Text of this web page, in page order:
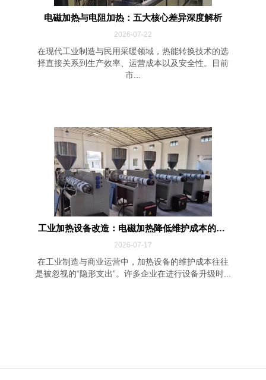
电磁加热与电阻加热：五大核心差异深度解析
2026-07-22
在现代工业制造与民用采暖领域，热能转换技术的选
择直接关系到生产效率、运营成本以及安全性。目前
市...
工业加热设备改造：电磁加热降低维护成本的四...
2026-07-17
在工业制造与商业运营中，加热设备的维护成本往往
是被忽视的“隐形支出”。许多企业在进行设备升级时...